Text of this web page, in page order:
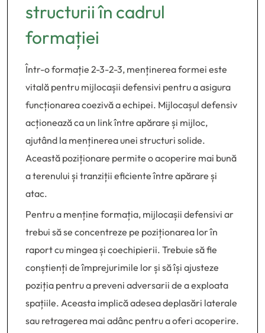
structurii în cadrul
formației
Într-o formație 2-3-2-3, menținerea formei este
vitală pentru mijlocașii defensivi pentru a asigura
funcționarea coezivă a echipei. Mijlocașul defensiv
acționează ca un link între apărare și mijloc,
ajutând la menținerea unei structuri solide.
Această poziționare permite o acoperire mai bună
a terenului și tranziții eficiente între apărare și
atac.
Pentru a menține formația, mijlocașii defensivi ar
trebui să se concentreze pe poziționarea lor în
raport cu mingea și coechipierii. Trebuie să fie
conștienți de împrejurimile lor și să își ajusteze
poziția pentru a preveni adversarii de a exploata
spațiile. Aceasta implică adesea deplasări laterale
sau retragerea mai adânc pentru a oferi acoperire.